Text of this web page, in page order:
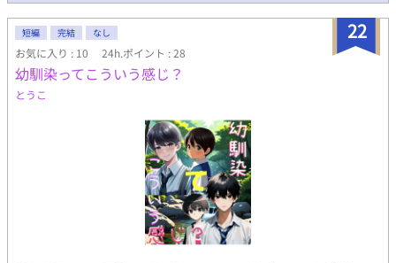
22
短編 完結 なし
お気に入り : 10 24h.ポイント : 28
幼馴染ってこういう感じ？
とうこ